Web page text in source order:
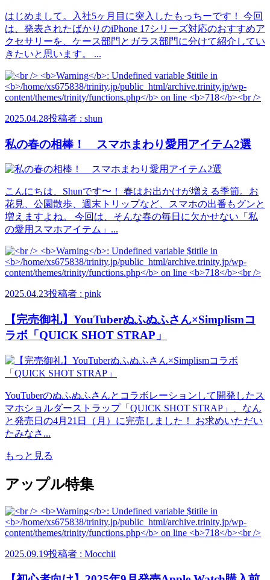
はじめまして。入社5ヶ月目に突入したもっちーです！ 今回
は、発表されたばかりのiPhone 17シリーズ対応のおすすめア
クセサリーを、ケース部門とガラス部門に分けて紹介してい
きたいと思います。 ...
2025.04.28投稿者 : shun
私の春の相棒！ スマホまわり愛用アイテム2選
こんにちは、Shunです〜！ 春はお出かけが増える季節。お
花見、公園散歩、週末トリップなど、スマホの出番もグンと
増えますよね。 今回は、そんな春の毎日に欠かせない「私
の愛用スマホアイテム」...
2025.04.23投稿者 : pink
【完売御礼】YouTuberぬふぬふさん×Simplismコ
ラボ「QUICK SHOT STRAP」
YouTuberのぬふぬふさんとコラボレーションして開発したス
マホショルダーストラップ「QUICK SHOT STRAP」、なん
と発売日の4月21日（月）に完売しました！ お求めいただい
たみなさ...
もっと見る
アップル特集
2025.09.19投稿者 : Mocchii